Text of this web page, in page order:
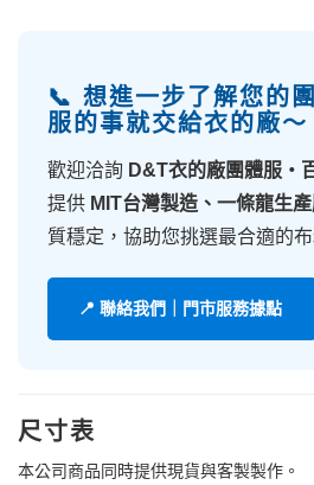
📞 想進一步了解您的
服的事就交給衣的廠～
歡迎洽詢 D&T衣的廠團體服・
提供 MIT台灣製造、一條龍生
質穩定，協助您挑選最合適的布
📍 聯絡我們｜門市服務據點
尺寸表
本公司商品同時提供現貨與客製製作。